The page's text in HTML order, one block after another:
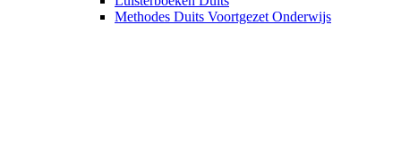
Methodes Duits Voortgezet Onderwijs